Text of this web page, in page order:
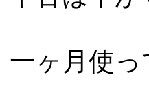
一ヶ月使